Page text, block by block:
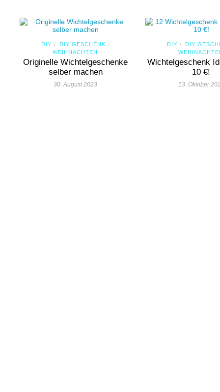
DIY / DIY GESCHENK /
WEIHNACHTEN
Originelle Wichtelgeschenke
selber machen
30. August 2023
DIY /
DIY
Wichtelgeschenk
10 €!
13. Oktober